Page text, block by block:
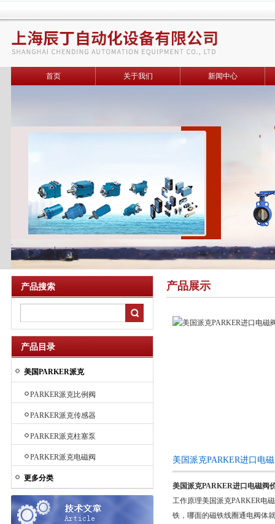
首页 关于我们 新闻中心
产品搜索
产品目录
美国PARKER派克
PARKER派克比例阀
PARKER派克传感器
PARKER派克柱塞泵
PARKER派克电磁阀
更多分类
产品展示
美国派克PARKER进口电
美国派克PARKER进口电磁阀
工作原理美国派克PARKER电
铁，哪面的磁铁线圈通电阀体